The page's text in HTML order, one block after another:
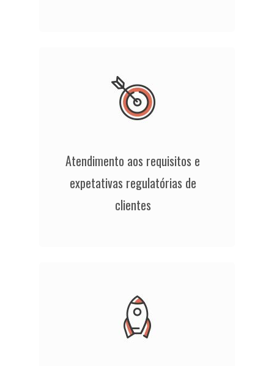
Atendimento aos requisitos e
expetativas regulatórias de
clientes